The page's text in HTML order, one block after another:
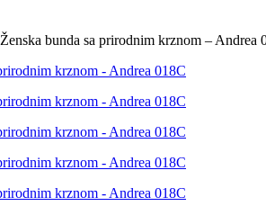
Ženska bunda sa prirodnim krznom – Andrea